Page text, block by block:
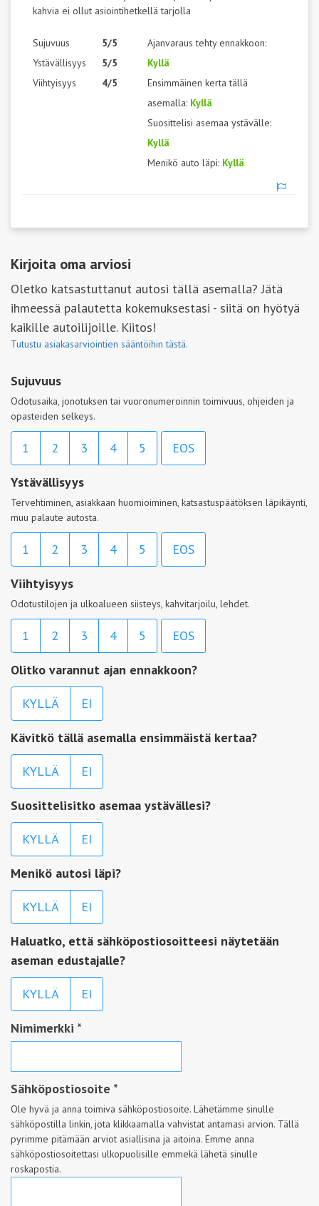
kahvia ei ollut asiointihetkellä tarjolla
Sujuvuus
Ystävällisyys
Viihtyisyys
5/5
5/5
4/5
Ajanvaraus tehty ennakkoon:
Kyllä
Ensimmäinen kerta tällä
asemalla: Kyllä
Suosittelisi asemaa ystävälle:
Kyllä
Menikö auto läpi: Kyllä
Kirjoita oma arviosi
Oletko katsastuttanut autosi tällä asemalla? Jätä
ihmeessä palautetta kokemuksestasi - siitä on hyötyä
kaikille autoilijoille. Kiitos!
Tutustu asiakasarviointien sääntöihin tästä.
Sujuvuus
Odotusaika, jonotuksen tai vuoronumeroinnin toimivuus, ohjeiden ja
opasteiden selkeys.
1 2 3 4 5 EOS
Ystävällisyys
Tervehtiminen, asiakkaan huomioiminen, katsastuspäätöksen läpikäynti,
muu palaute autosta.
1 2 3 4 5 EOS
Viihtyisyys
Odotustilojen ja ulkoalueen siisteys, kahvitarjoilu, lehdet.
1 2 3 4 5 EOS
Olitko varannut ajan ennakkoon?
KYLLÄ EI
Kävitkö tällä asemalla ensimmäistä kertaa?
KYLLÄ EI
Suosittelisitko asemaa ystävällesi?
KYLLÄ EI
Menikö autosi läpi?
KYLLÄ EI
Haluatko, että sähköpostiosoitteesi näytetään
aseman edustajalle?
KYLLÄ EI
Nimimerkki *
Sähköpostiosoite *
Ole hyvä ja anna toimiva sähköpostiosoite. Lähetämme sinulle
sähköpostilla linkin, jota klikkaamalla vahvistat antamasi arvion. Tällä
pyrimme pitämään arviot asiallisina ja aitoina. Emme anna
sähköpostiosoitettasi ulkopuolisille emmekä lähetä sinulle
roskapostia.